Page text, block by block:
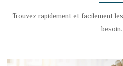
Trouvez rapidement et facilement
besoin.